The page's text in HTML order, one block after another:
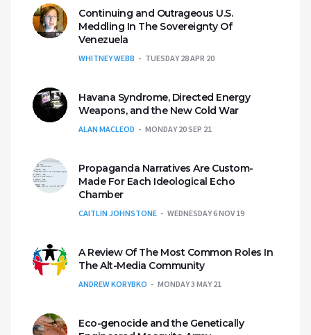
Continuing and Outrageous U.S.
Meddling In The Sovereignty Of
Venezuela
WHITNEY WEBB TUESDAY 28 APR 20
Havana Syndrome, Directed Energy
Weapons, and the New Cold War
ALAN MACLEOD MONDAY 20 SEP 21
Propaganda Narratives Are Custom-
Made For Each Ideological Echo
Chamber
CAITLIN JOHNSTONE WEDNESDAY 6 NOV 19
A Review Of The Most Common Roles In
The Alt-Media Community
ANDREW KORYBKO MONDAY 3 MAY 21
Eco-genocide and the Genetically